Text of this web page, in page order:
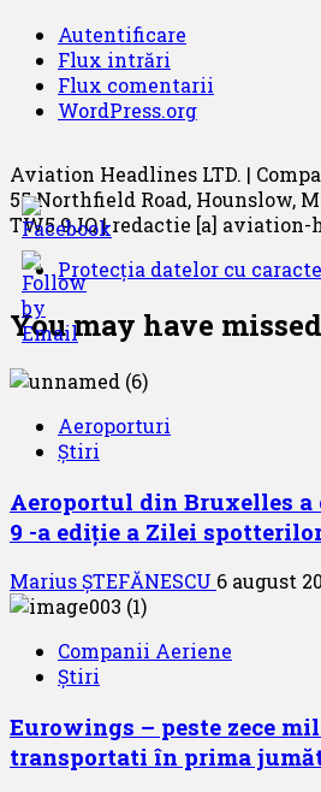
Autentificare
Flux intrări
Flux comentarii
WordPress.org
Aviation Headlines LTD. |
55 Northfield Road, Hounslow,
TW5 9JQ | redactie [a] aviation-
Protecția datelor cu
You may have missed
Aeroporturi
Știri
Aeroportul din Bruxelles a
9 -a ediție a Zilei
Marius ȘTEFĂNESCU 6 august
Companii Aeriene
Știri
Eurowings – peste zece
transportati în prima